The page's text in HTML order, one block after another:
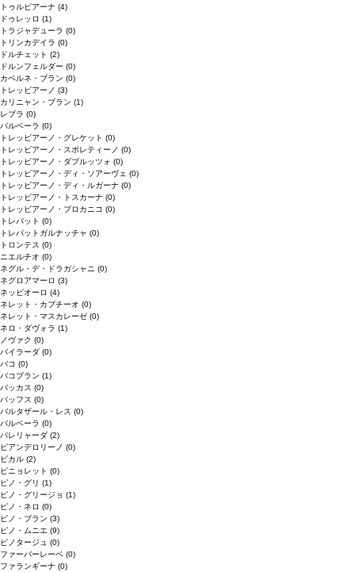
トゥルビアーナ (4)
ドゥレッロ (1)
トラジャデューラ (0)
トリンカデイラ (0)
ドルチェット (2)
ドルンフェルダー (0)
カベルネ・ブラン (0)
トレッビアーノ (3)
カリニャン・ブラン (1)
レブラ (0)
バルベーラ (0)
トレッビアーノ・グレケット (0)
トレッビアーノ・スポレティーノ (0)
トレッビアーノ・ダブルッツォ (0)
トレッビアーノ・ディ・ソアーヴェ (0)
トレッビアーノ・ディ・ルガーナ (0)
トレッビアーノ・トスカーナ (0)
トレッビアーノ・プロカニコ (0)
トレパット (0)
トレパットガルナッチャ (0)
トロンテス (0)
ニエルチオ (0)
ネグル・デ・ドラガシャニ (0)
ネグロアマーロ (3)
ネッビオーロ (4)
ネレット・カプチーオ (0)
ネレット・マスカレーゼ (0)
ネロ・ダヴォラ (1)
ノヴァク (0)
バイラーダ (0)
バコ (0)
バコブラン (1)
バッカス (0)
バッフス (0)
バルタザール・レス (0)
バルベーラ (0)
パレリャーダ (2)
ピアンデロリーノ (0)
ビカル (2)
ピニョレット (0)
ピノ・グリ (1)
ピノ・グリージョ (1)
ピノ・ネロ (0)
ピノ・ブラン (3)
ピノ・ムニエ (9)
ピノタージュ (0)
ファーバーレーベ (0)
ファランギーナ (0)